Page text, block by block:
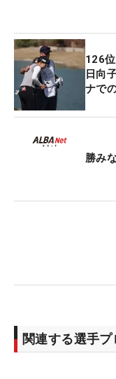
126
日向
ナで
勝み
関連する選手